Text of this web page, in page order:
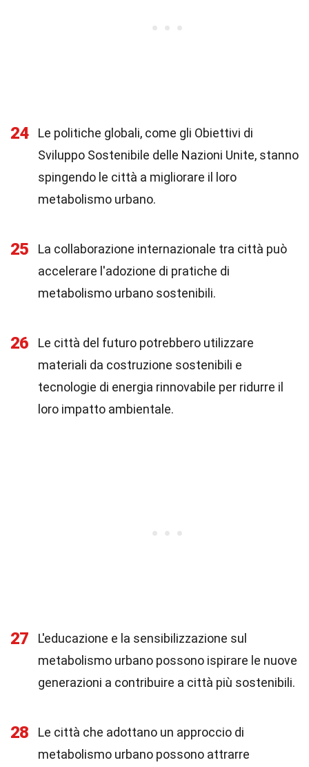
24
Le politiche globali, come gli Obiettivi di
Sviluppo Sostenibile delle Nazioni Unite, stanno
spingendo le città a migliorare il loro
metabolismo urbano.
25
La collaborazione internazionale tra città può
accelerare l'adozione di pratiche di
metabolismo urbano sostenibili.
26
Le città del futuro potrebbero utilizzare
materiali da costruzione sostenibili e
tecnologie di energia rinnovabile per ridurre il
loro impatto ambientale.
27
L'educazione e la sensibilizzazione sul
metabolismo urbano possono ispirare le nuove
generazioni a contribuire a città più sostenibili.
28
Le città che adottano un approccio di
metabolismo urbano possono attrarre